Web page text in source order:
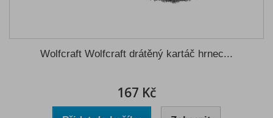
Wolfcraft Wolfcraft drátěný kartáč hrnec...
167 Kč